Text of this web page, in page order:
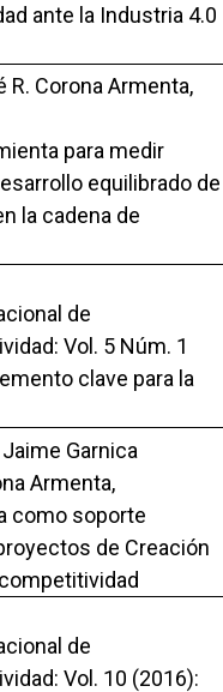
ante la Industria 4.0
R. Corona Armenta,
para medir
equilibrado de
la cadena de
de
Vol. 5 Núm. 1
clave para la
Garnica
Armenta,
como soporte
de Creación
de
Vol. 10 (2016):